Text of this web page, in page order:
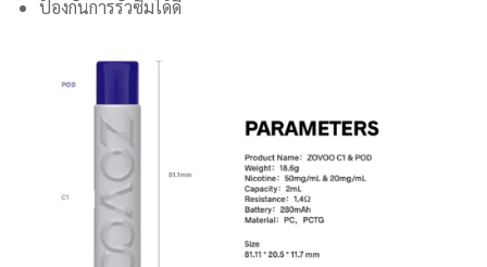
ป้องกันการรั่วซึมได้ดี